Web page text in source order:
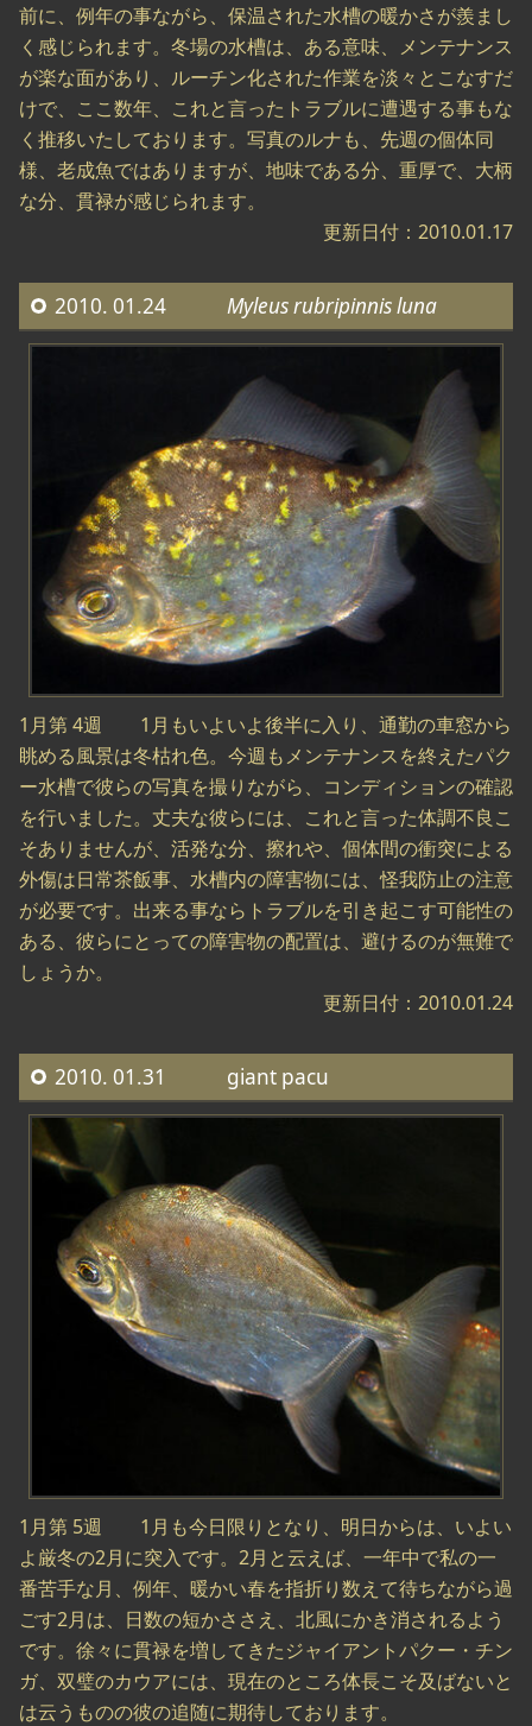
前に、例年の事ながら、保温された水槽の暖かさが羨まし
く感じられます。冬場の水槽は、ある意味、メンテナンス
が楽な面があり、ルーチン化された作業を淡々とこなすだ
けで、ここ数年、これと言ったトラブルに遭遇する事もな
く推移いたしております。写真のルナも、先週の個体同
様、老成魚ではありますが、地味である分、重厚で、大柄
な分、貫禄が感じられます。
更新日付：2010.01.17
2010. 01.24 Myleus rubripinnis luna
1月第 4週 1月もいよいよ後半に入り、通勤の車窓から
眺める風景は冬枯れ色。今週もメンテナンスを終えたパク
ー水槽で彼らの写真を撮りながら、コンディションの確認
を行いました。丈夫な彼らには、これと言った体調不良こ
そありませんが、活発な分、擦れや、個体間の衝突による
外傷は日常茶飯事、水槽内の障害物には、怪我防止の注意
が必要です。出来る事ならトラブルを引き起こす可能性の
ある、彼らにとっての障害物の配置は、避けるのが無難で
しょうか。
更新日付：2010.01.24
2010. 01.31 giant pacu
1月第 5週 1月も今日限りとなり、明日からは、いよい
よ厳冬の2月に突入です。2月と云えば、一年中で私の一
番苦手な月、例年、暖かい春を指折り数えて待ちながら過
ごす2月は、日数の短かささえ、北風にかき消されるよう
です。徐々に貫禄を増してきたジャイアントパクー・チン
ガ、双璧のカウアには、現在のところ体長こそ及ばないと
は云うものの彼の追随に期待しております。